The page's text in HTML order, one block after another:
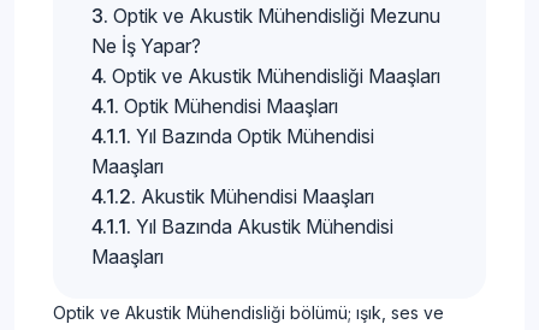
Optik ve Akustik Mühendisliği Mezunu
Ne İş Yapar?
Optik ve Akustik Mühendisliği Maaşları
Optik Mühendisi Maaşları
Yıl Bazında Optik Mühendisi
Maaşları
Akustik Mühendisi Maaşları
Yıl Bazında Akustik Mühendisi
Maaşları
Optik ve Akustik Mühendisliği bölümü; ışık, ses ve